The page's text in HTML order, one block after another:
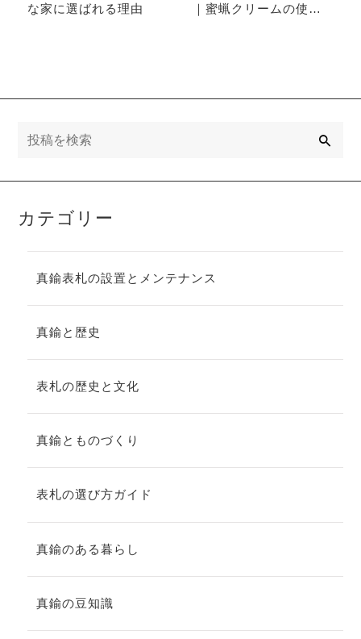
な家に選ばれる理由
｜蜜蝋クリームの使い
カテゴリー
真鍮表札の設置とメンテナンス
真鍮と歴史
表札の歴史と文化
真鍮とものづくり
表札の選び方ガイド
真鍮のある暮らし
真鍮の豆知識